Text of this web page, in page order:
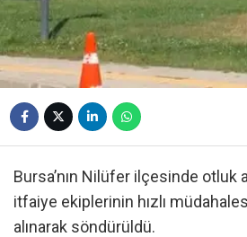
Bursa’nın Nilüfer ilçesinde otluk
itfaiye ekiplerinin hızlı
alınarak söndürüldü.